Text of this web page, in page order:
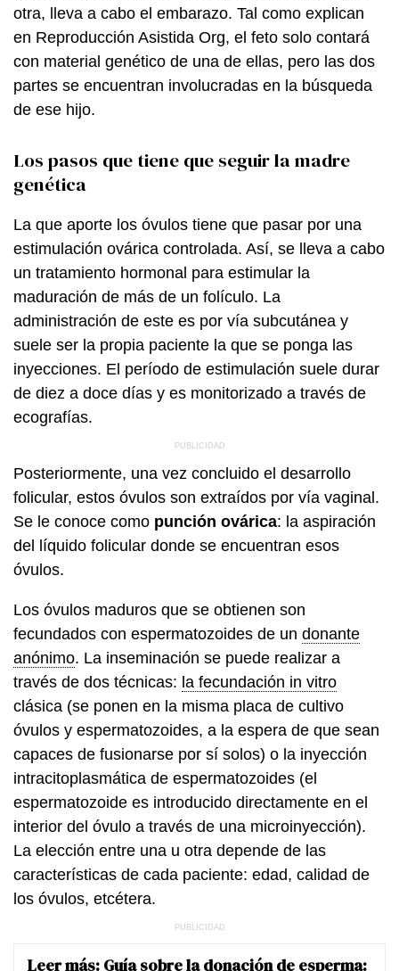
otra, lleva a cabo el embarazo. Tal como explican
en Reproducción Asistida Org, el feto solo contará
con material genético de una de ellas, pero las dos
partes se encuentran involucradas en la búsqueda
de ese hijo.
Los pasos que tiene que seguir la madre
genética
La que aporte los óvulos tiene que pasar por una
estimulación ovárica controlada. Así, se lleva a cabo
un tratamiento hormonal para estimular la
maduración de más de un folículo. La
administración de este es por vía subcutánea y
suele ser la propia paciente la que se ponga las
inyecciones. El período de estimulación suele durar
de diez a doce días y es monitorizado a través de
ecografías.
Posteriormente, una vez concluido el desarrollo
folicular, estos óvulos son extraídos por vía vaginal.
Se le conoce como punción ovárica: la aspiración
del líquido folicular donde se encuentran esos
óvulos.
Los óvulos maduros que se obtienen son
fecundados con espermatozoides de un donante
anónimo. La inseminación se puede realizar a
través de dos técnicas: la fecundación in vitro
clásica (se ponen en la misma placa de cultivo
óvulos y espermatozoides, a la espera de que sean
capaces de fusionarse por sí solos) o la inyección
intracitoplasmática de espermatozoides (el
espermatozoide es introducido directamente en el
interior del óvulo a través de una microinyección).
La elección entre una u otra depende de las
características de cada paciente: edad, calidad de
los óvulos, etcétera.
Leer más: Guía sobre la donación de esperma: